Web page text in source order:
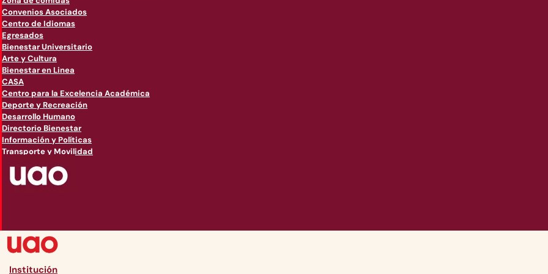
Convenios Asociados
Centro de Idiomas
Egresados
Bienestar Universitario
Arte y Cultura
Bienestar en Linea
CASA
Centro para la Excelencia Académica
Deporte y Recreación
Desarrollo Humano
Directorio Bienestar
Información y Políticas
Transporte y Movilidad
Institución